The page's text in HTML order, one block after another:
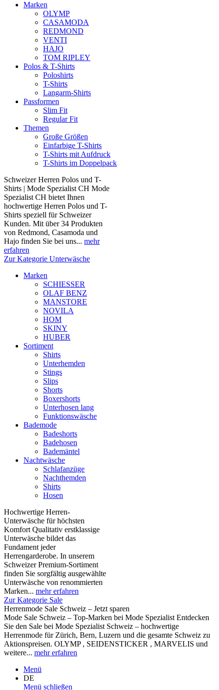
Marken
OLYMP
CASAMODA
REDMOND
VENTI
HAJO
TOM RIPLEY
Polos & T-Shirts
Poloshirts
T-Shirts
Langarm-Shirts
Passformen
Slim Fit
Regular Fit
Themen
Große Größen
Einfarbige T-Shirts
T-Shirts mit Aufdruck
T-Shirts im Doppelpack
Schweizer Herren Polos und T-
Shirts | Mode Spezialist CH Mode
Spezialist CH bietet Ihnen
hochwertige Herren Polos und T-
Shirts speziell für Schweizer
Kunden. Mit über 34 Produkten
von Redmond, Casamoda und
Hajo finden Sie bei uns... mehr
erfahren
Zur Kategorie Unterwäsche
Marken
SCHIESSER
OLAF BENZ
MANSTORE
NOVILA
HOM
SKINY
HUBER
Sortiment
Shirts
Unterhemden
Stings
Slips
Shorts
Boxershorts
Unterhosen lang
Funktionswäsche
Bademode
Badeshorts
Badehosen
Bademäntel
Nachtwäsche
Schlafanzüge
Nachthemden
Shirts
Hosen
Hochwertige Herren-
Unterwäsche für höchsten
Komfort Qualitativ erstklassige
Unterwäsche bildet das
Fundament jeder
Herrengarderobe. In unserem
Schweizer Premium-Sortiment
finden Sie sorgfältig ausgewählte
Unterwäsche von renommierten
Marken... mehr erfahren
Zur Kategorie Sale
Herrenmode Sale Schweiz – Jetzt sparen
Mode Sale Schweiz – Top-Marken bei Mode Spezialist Entdecken
Sie den Sale bei Mode Spezialist Schweiz – hochwertige
Herrenmode für Zürich, Bern, Luzern und die gesamte Schweiz zu
Aktionspreisen. OLYMP , SEIDENSTICKER , MARVELIS und
weitere... mehr erfahren
Menü
DE
Menü schließen